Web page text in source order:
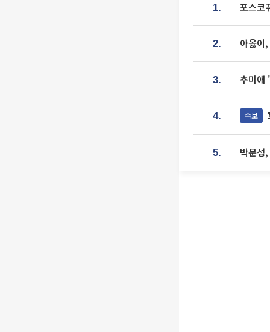
1. 포스코
2. 아옳이
3. 추미애
4. 속보
5. 박문성